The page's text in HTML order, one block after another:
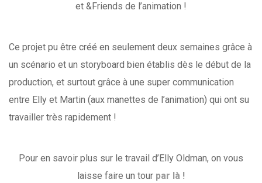
et &Friends de l’animation !
Ce projet pu être créé en seulement deux semaines grâce à
un scénario et un storyboard bien établis dès le début de la
production, et surtout grâce à une super communication
entre Elly et Martin (aux manettes de l’animation) qui ont su
travailler très rapidement !
Pour en savoir plus sur le travail d’Elly Oldman, on vous
laisse faire un tour par là !